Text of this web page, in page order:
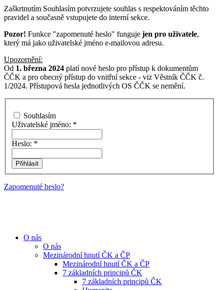
Zaškrtnutím Souhlasím potvrzujete souhlas s respektováním těchto
pravidel a současně vstupujete do interní sekce.
Pozor! Funkce "zapomenuté heslo" funguje jen pro uživatele,
který má jako uživatelské jméno e-mailovou adresu.
Upozornění:
Od 1. března 2024 platí nové heslo pro přístup k dokumentům
ČČK a pro obecný přístup do vnitřní sekce - viz Věstník ČČK č.
1/2024. Přístupová hesla jednotlivých OS ČČK se nemění.
Souhlasím
Uživatelské jméno: *
Heslo: *
Zapomenuté heslo?
O nás
O nás
Mezinárodní hnutí ČK a ČP
Mezinárodní hnutí ČK a ČP
7 základních principů ČK
7 základních principů ČK